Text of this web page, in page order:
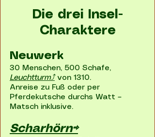
Die drei Insel-
Charaktere
Neuwerk
30 Menschen, 500 Schafe,
Leuchtturm⤴von 1310.
Anreise zu Fuß oder per
Pferdekutsche durchs Watt –
Matsch inklusive.
Scharhörn⇨